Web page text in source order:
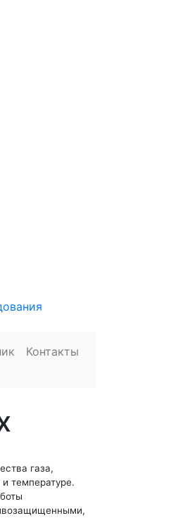
Контакты
газа,
температуре.